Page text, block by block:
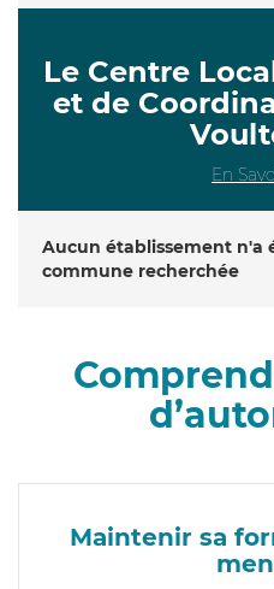
Le Centre
et de
En
Aucun établissement n'a
commune recherchée
Maintenir sa